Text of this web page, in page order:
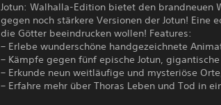
Jotun: Walhalla-Edition bietet den brandneuen
gegen noch stärkere Versionen der Jotun! Eine
die Götter beeindrucken wollen! Features:
– Erlebe wunderschöne handgezeichnete
– Kämpfe gegen fünf epische Jotun,
– Erkunde neun weitläufige und mysteriöse
– Erfahre mehr über Thoras Leben und Tod in